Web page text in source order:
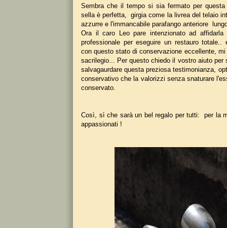
Sembra che il tempo si sia fermato per questa
sella è perfetta, girgia come la livrea del telaio
azzurre e l'immancabile parafango anteriore
Ora il caro Leo pare intenzionato ad affidarla
professionale per eseguire un restauro totale..
con questo stato di conservazione eccellente, mi
sacrilegio... Per questo chiedo il vostro aiuto per
salvagaurdare questa preziosa testimonianza,
conservativo che la valorizzi senza snaturare
conservato.
Così, sì che sarà un bel regalo per tutti: per la
appassionati !